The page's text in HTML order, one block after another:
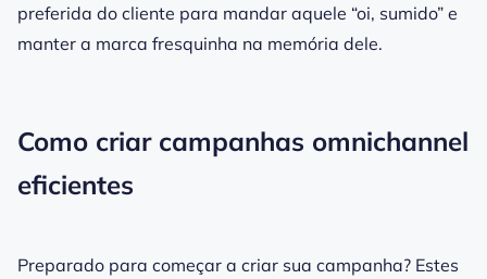
preferida do cliente para mandar aquele “oi, sumido” e
manter a marca fresquinha na memória dele.
Como criar campanhas omnichannel
eficientes
Preparado para começar a criar sua campanha? Estes